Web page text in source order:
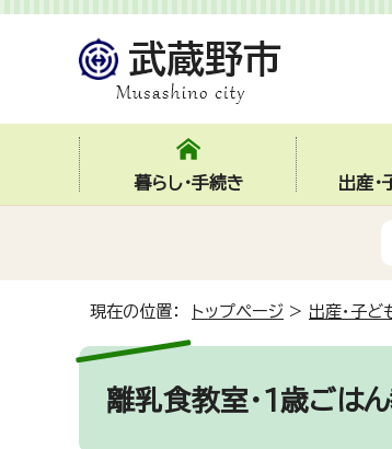
暮らし・手続き 出産・
現在の位置： トップページ > 出産・子ど
離乳食教室・1歳ごは